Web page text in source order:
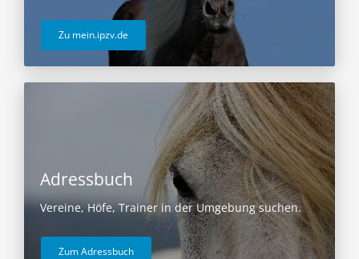
Zu mein.ipzv.de
Adressbuch
Vereine, Höfe, Trainer in der Umgebung suchen.
Zum Adressbuch